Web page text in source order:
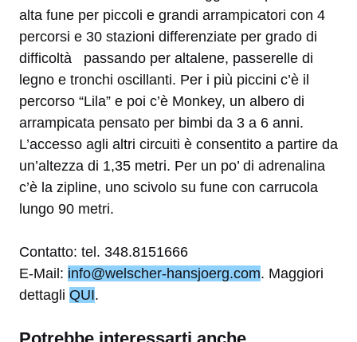
alta fune per piccoli e grandi arrampicatori con 4
percorsi e 30 stazioni differenziate per grado di
difficoltà passando per altalene, passerelle di
legno e tronchi oscillanti. Per i più piccini c’è il
percorso “Lila” e poi c’è Monkey, un albero di
arrampicata pensato per bimbi da 3 a 6 anni.
L’accesso agli altri circuiti è consentito a partire da
un’altezza di 1,35 metri. Per un po’ di adrenalina
c’è la zipline, uno scivolo su fune con carrucola
lungo 90 metri.
Contatto: tel. 348.8151666
E-Mail: info@welscher-hansjoerg.com. Maggiori
dettagli QUI.